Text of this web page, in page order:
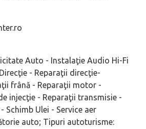
Auto - Instalaţie Audio Hi-Fi
- Reparaţii direcţie-
frână - Reparaţii motor -
injecţie - Reparaţii transmisie -
Schimb Ulei - Service aer
auto; Tipuri autoturisme: